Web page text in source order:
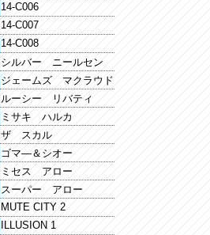
14-C006
14-C007
14-C008
シルバー ニールセン
ジェームズ マクラウド
ルーシー リバティ
ミサキ ハルカ
ザ スカル
ゴマ―＆シオー
ミセス アロー
スーパー アロー
MUTE CITY 2
ILLUSION 1